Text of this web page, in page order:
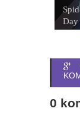
Day
0